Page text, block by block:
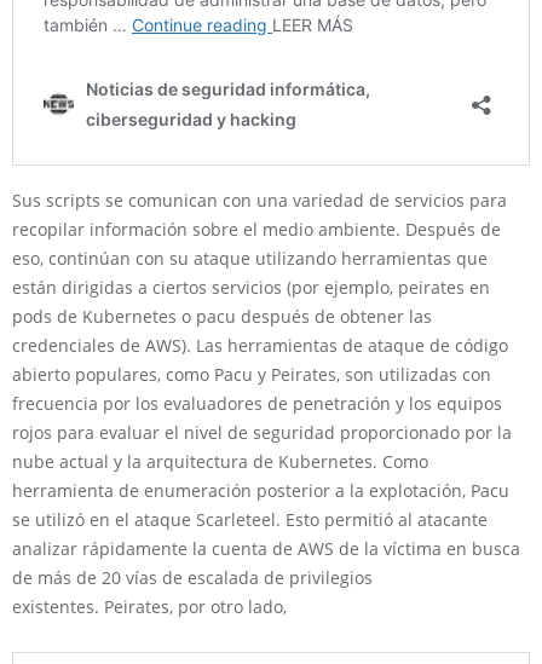
Sus scripts se comunican con una variedad de servicios para
recopilar información sobre el medio ambiente. Después de
eso, continúan con su ataque utilizando herramientas que
están dirigidas a ciertos servicios (por ejemplo, peirates en
pods de Kubernetes o pacu después de obtener las
credenciales de AWS). Las herramientas de ataque de código
abierto populares, como Pacu y Peirates, son utilizadas con
frecuencia por los evaluadores de penetración y los equipos
rojos para evaluar el nivel de seguridad proporcionado por la
nube actual y la arquitectura de Kubernetes. Como
herramienta de enumeración posterior a la explotación, Pacu
se utilizó en el ataque Scarleteel. Esto permitió al atacante
analizar rápidamente la cuenta de AWS de la víctima en busca
de más de 20 vías de escalada de privilegios
existentes. Peirates, por otro lado,